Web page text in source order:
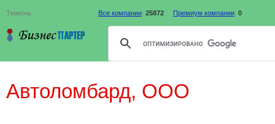
Тюмень Все компании: 25872 Премиум компании: 0
Автоломбард, ООО